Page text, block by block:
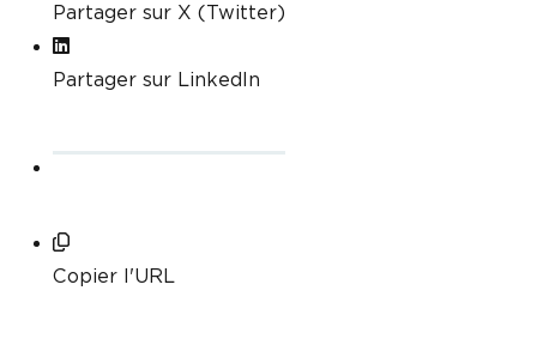
Partager sur X (Twitter)
Partager sur LinkedIn
Copier l'URL